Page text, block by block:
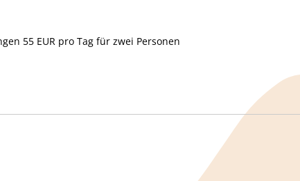
55 EUR pro Tag für zwei Personen